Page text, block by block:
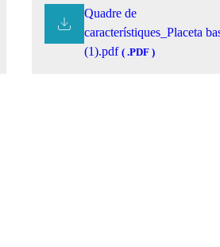
Quadre de
característiques_Placeta
(1).pdf ( .PDF )